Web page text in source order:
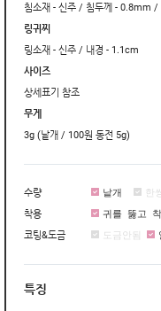
침소재 - 신주 / 침두께 - 0.8mm /
링귀찌
링소재 - 신주 / 내경 - 1.1cm
사이즈
상세표기 참조
무게
3g (낱개 / 100원 동전 5g)
수량 낱개 한쌍
착용 귀를 뚫고
코팅&도금 도금안됨
특징